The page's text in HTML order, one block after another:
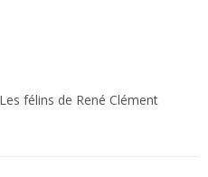
félins de René Clément